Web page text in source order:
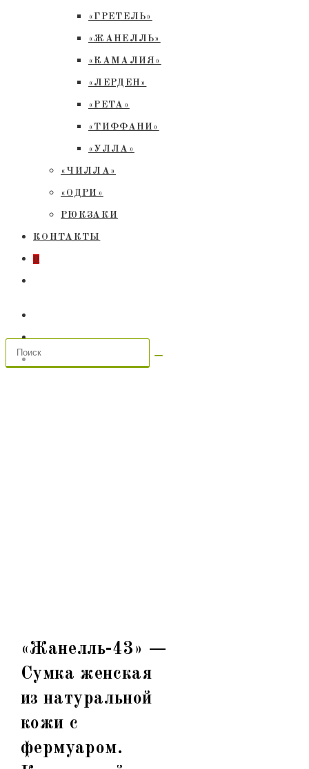
«ГРЕТЕЛЬ»
«ЖАНЕЛЛЬ»
«КАМАЛИЯ»
«ЛЕРДЕН»
«РЕТА»
«ТИФФАНИ»
«УЛЛА»
«ЧИЛЛА»
«ОДРИ»
РЮКЗАКИ
КОНТАКТЫ
0
«Жанелль-43» —
Сумка женская
из натуральной
кожи с
фермуаром.